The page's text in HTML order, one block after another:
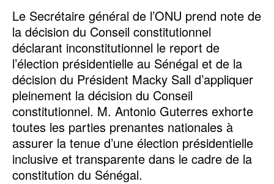
Le Secrétaire général de l’ONU prend note de
la décision du Conseil constitutionnel
déclarant inconstitutionnel le report de
l’élection présidentielle au Sénégal et de la
décision du Président Macky Sall d’appliquer
pleinement la décision du Conseil
constitutionnel. M. Antonio Guterres exhorte
toutes les parties prenantes nationales à
assurer la tenue d’une élection présidentielle
inclusive et transparente dans le cadre de la
constitution du Sénégal.